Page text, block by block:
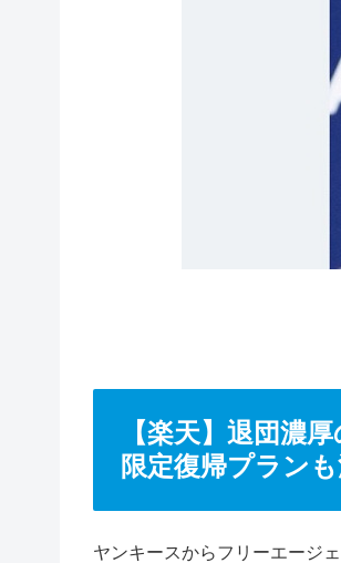
【楽天】退団濃
限定復帰プラン
ヤンキースからフリーエージ